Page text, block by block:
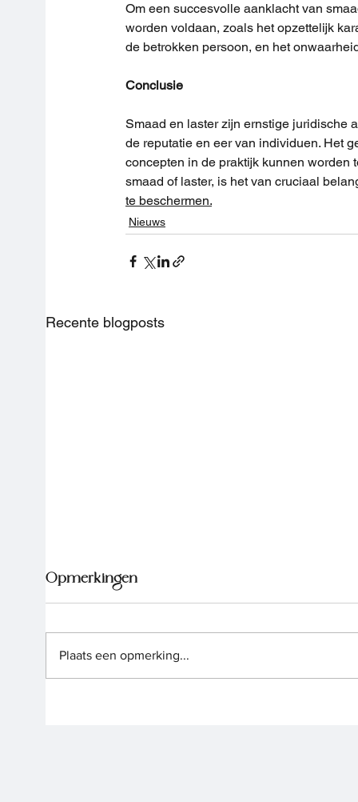
Om een succesvolle aanklacht van
worden voldaan, zoals het opzettelijk
de betrokken persoon, en het
Conclusie
Smaad en laster zijn ernstige juridische
de reputatie en eer van individuen. Het
concepten in de praktijk kunnen
smaad of laster, is het van cruciaal
te beschermen.
Nieuws
Recente blogposts
Opmerkingen
Plaats een opmerking...